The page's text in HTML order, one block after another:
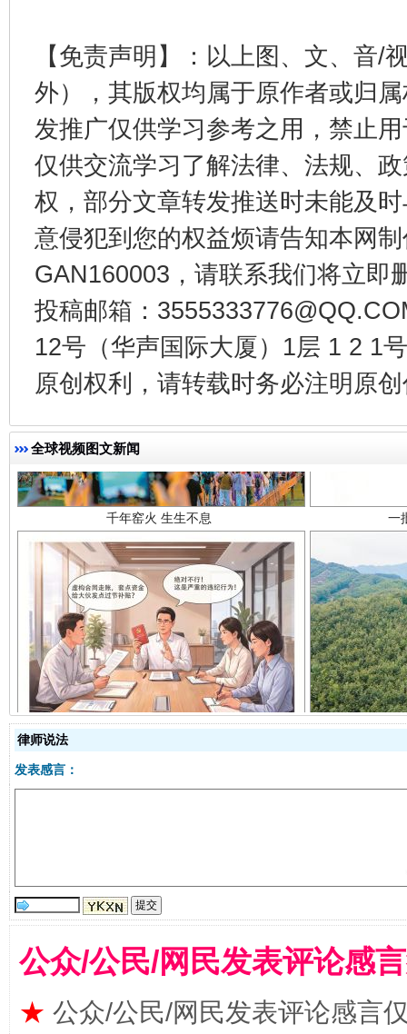
【免责声明】：以上图、文、音/
外），其版权均属于原作者或归
发推广仅供学习参考之用，禁止
仅供交流学习了解法律、法规、
权，部分文章转发推送时未能及
意侵犯到您的权益烦请告知本网
GAN160003，请联系我们将立即
投稿邮箱：
12号（华声国际大厦）1层 1 2 1
原创权利，请转载时务必注明原
全球视频图文新闻
东山县通报“牛蛙产品抗生素超标问题” 法
千年窑火 生生不息
揭开“小金库”的免责幌子
律师说法
发表感言：
公众/公民/网民发表评论感
★ 公众/公民/网民发表评论感言